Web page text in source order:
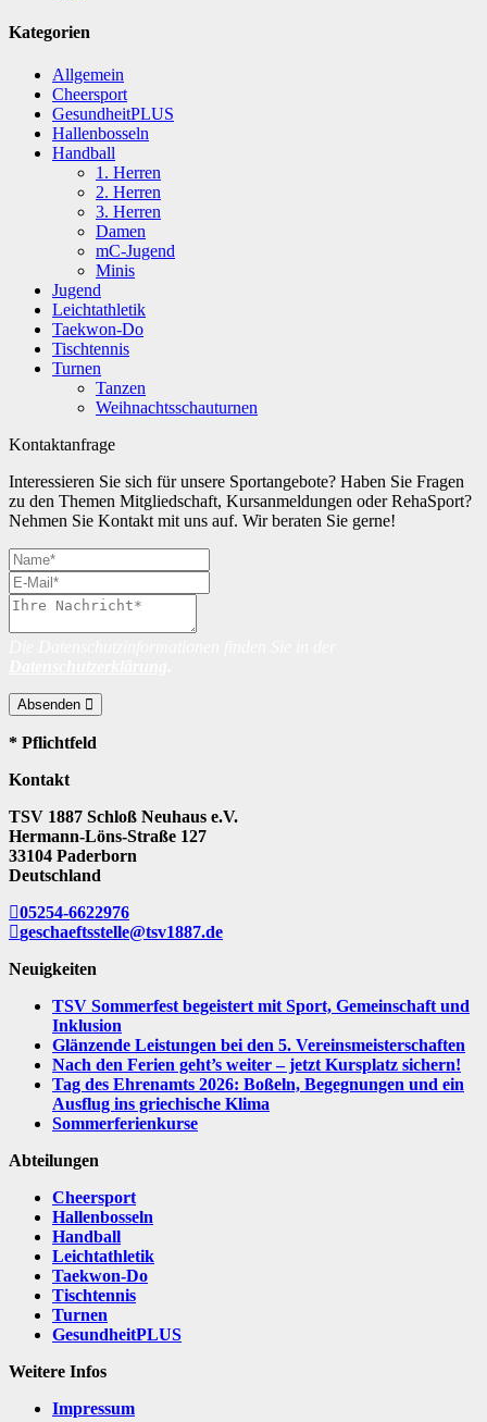
Kategorien
Allgemein
Cheersport
GesundheitPLUS
Hallenbosseln
Handball
1. Herren
2. Herren
3. Herren
Damen
mC-Jugend
Minis
Jugend
Leichtathletik
Taekwon-Do
Tischtennis
Turnen
Tanzen
Weihnachtsschauturnen
Kontaktanfrage
Interessieren Sie sich für unsere Sportangebote? Haben Sie Fragen
zu den Themen Mitgliedschaft, Kursanmeldungen oder RehaSport?
Nehmen Sie Kontakt mit uns auf. Wir beraten Sie gerne!
Absenden
* Pflichtfeld
Kontakt
TSV 1887 Schloß Neuhaus e.V.
Hermann-Löns-Straße 127
33104 Paderborn
Deutschland
05254-6622976
geschaeftsstelle@tsv1887.de
Neuigkeiten
TSV Sommerfest begeistert mit Sport, Gemeinschaft und
Inklusion
Glänzende Leistungen bei den 5. Vereinsmeisterschaften
Nach den Ferien geht’s weiter – jetzt Kursplatz sichern!
Tag des Ehrenamts 2026: Boßeln, Begegnungen und ein
Ausflug ins griechische Klima
Sommerferienkurse
Abteilungen
Cheersport
Hallenbosseln
Handball
Leichtathletik
Taekwon-Do
Tischtennis
Turnen
GesundheitPLUS
Weitere Infos
Impressum